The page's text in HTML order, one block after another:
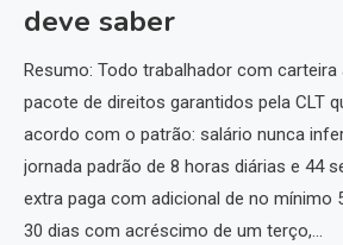
deve saber
Resumo: Todo trabalhador com
pacote de direitos garantidos pela CLT
acordo com o patrão: salário nunca
jornada padrão de 8 horas diárias e 44
extra paga com adicional de no mínimo
30 dias com acréscimo de um terço,…